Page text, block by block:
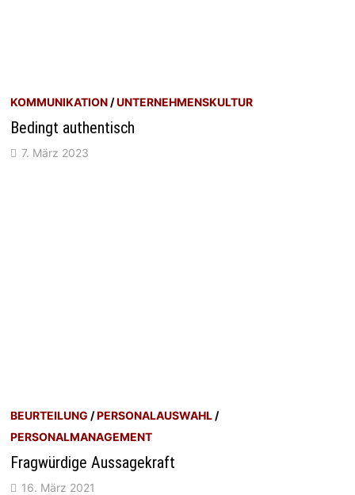
KOMMUNIKATION /UNTERNEHMENSKULTUR
Bedingt authentisch
7. März 2023
BEURTEILUNG /PERSONALAUSWAHL /
PERSONALMANAGEMENT
Fragwürdige Aussagekraft
16. März 2021